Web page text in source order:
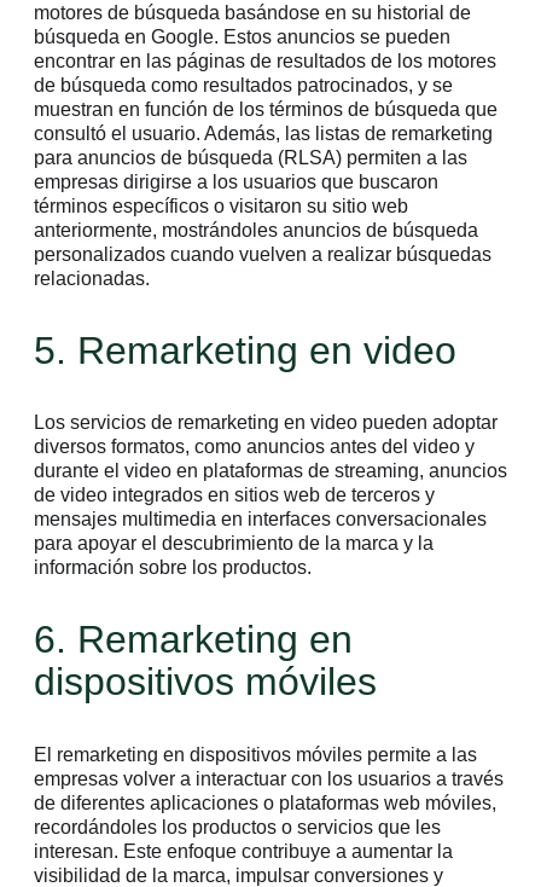
motores de búsqueda basándose en su historial de
búsqueda en Google. Estos anuncios se pueden
encontrar en las páginas de resultados de los motores
de búsqueda como resultados patrocinados, y se
muestran en función de los términos de búsqueda que
consultó el usuario. Además, las listas de remarketing
para anuncios de búsqueda (RLSA) permiten a las
empresas dirigirse a los usuarios que buscaron
términos específicos o visitaron su sitio web
anteriormente, mostrándoles anuncios de búsqueda
personalizados cuando vuelven a realizar búsquedas
relacionadas.
5. Remarketing en video
Los servicios de remarketing en video pueden adoptar
diversos formatos, como anuncios antes del video y
durante el video en plataformas de streaming, anuncios
de video integrados en sitios web de terceros y
mensajes multimedia en interfaces conversacionales
para apoyar el descubrimiento de la marca y la
información sobre los productos.
6. Remarketing en
dispositivos móviles
El remarketing en dispositivos móviles permite a las
empresas volver a interactuar con los usuarios a través
de diferentes aplicaciones o plataformas web móviles,
recordándoles los productos o servicios que les
interesan. Este enfoque contribuye a aumentar la
visibilidad de la marca, impulsar conversiones y